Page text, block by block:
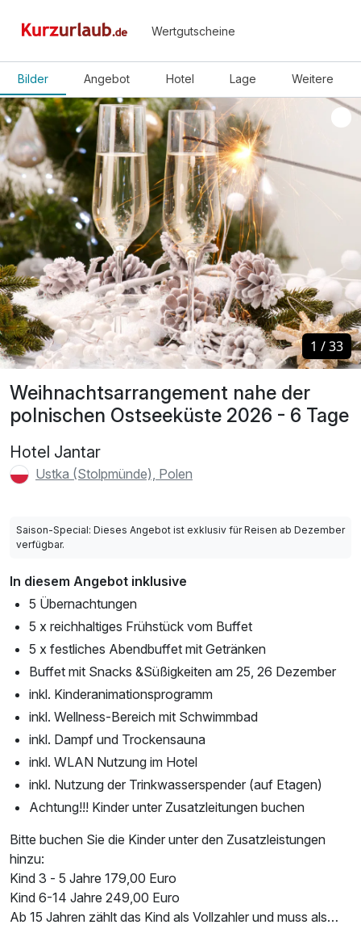
Wertgutscheine
Bilder Angebot Hotel Lage Weitere
Weihnachtsarrangement nahe der
polnischen Ostseeküste 2026 - 6 Tage
Hotel Jantar
Ustka (Stolpmünde), Polen
1 /33
1 /33
Saison-Special: Dieses Angebot ist exklusiv für Reisen ab Dezember
verfügbar.
In diesem Angebot inklusive
5 Übernachtungen
5 x reichhaltiges Frühstück vom Buffet
5 x festliches Abendbuffet mit Getränken
Buffet mit Snacks &Süßigkeiten am 25, 26 Dezember
inkl. Kinderanimationsprogramm
inkl. Wellness-Bereich mit Schwimmbad
inkl. Dampf und Trockensauna
inkl. WLAN Nutzung im Hotel
inkl. Nutzung der Trinkwasserspender (auf Etagen)
Achtung!!! Kinder unter Zusatzleitungen buchen
Bitte buchen Sie die Kinder unter den Zusatzleistungen
hinzu:
Kind 3 - 5 Jahre 179,00 Euro
Kind 6-14 Jahre 249,00 Euro
Ab 15 Jahren zählt das Kind als Vollzahler und muss als